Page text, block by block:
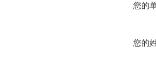
您的
您的